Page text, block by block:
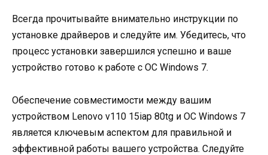
Всегда прочитывайте внимательно инструкции по
установке драйверов и следуйте им. Убедитесь, что
процесс установки завершился успешно и ваше
устройство готово к работе с ОС Windows 7.
Обеспечение совместимости между вашим
устройством Lenovo v110 15iap 80tg и ОС Windows 7
является ключевым аспектом для правильной и
эффективной работы вашего устройства. Следуйте